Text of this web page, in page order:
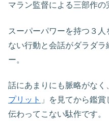
マラン監督による三部作の
スーパーパワーを持つ３
ない行動と会話がダラダ
ー。
話にあまりにも脈略がなく
プリット 」を見てから鑑
伝わってこない駄作です。